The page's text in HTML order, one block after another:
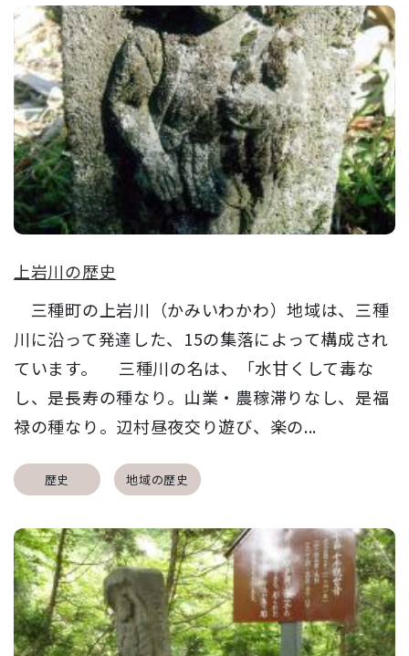
上岩川の歴史
三種町の上岩川（かみいわかわ）地域は、三種
川に沿って発達した、15の集落によって構成され
ています。 三種川の名は、「水甘くして毒な
し、是長寿の種なり。山業・農稼滞りなし、是福
禄の種なり。辺村昼夜交り遊び、楽の...
歴史 地域の歴史